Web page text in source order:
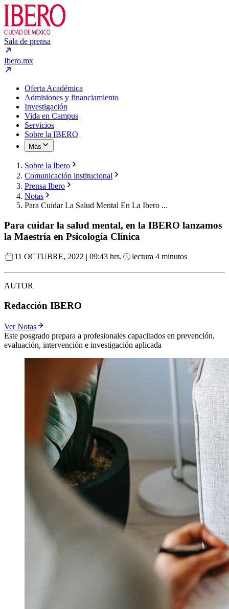
Sala de prensa
Ibero.mx
Oferta Académica
Admisiones y financiamiento
Investigación
Vida en Campus
Servicios
Sobre la IBERO
Más
Sobre la Ibero
Comunicación institucional
Prensa Ibero
Notas
Para Cuidar La Salud Mental En La Ibero ...
Para cuidar la salud mental, en la IBERO lanzamos
la Maestría en Psicología Clínica
11 OCTUBRE, 2022 | 09:43 hrs. lectura 4 minutos
AUTOR
Redacción IBERO
Ver Notas
Este posgrado prepara a profesionales capacitados en prevención,
evaluación, intervención e investigación aplicada